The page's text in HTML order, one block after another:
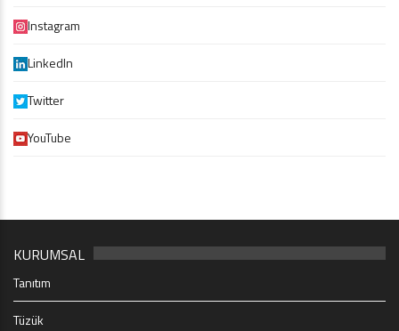
Instagram
LinkedIn
Twitter
YouTube
KURUMSAL
Tanıtım
Tüzük